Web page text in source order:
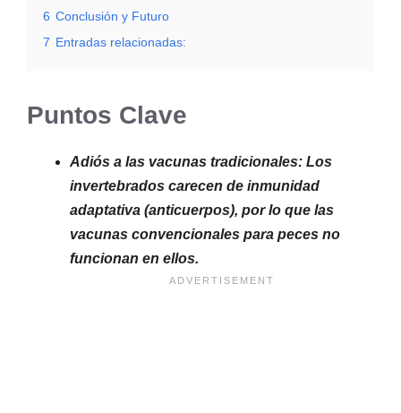
6 Conclusión y Futuro
7 Entradas relacionadas:
Puntos Clave
Adiós a las vacunas tradicionales: Los
invertebrados carecen de inmunidad
adaptativa (anticuerpos), por lo que las
vacunas convencionales para peces no
funcionan en ellos.